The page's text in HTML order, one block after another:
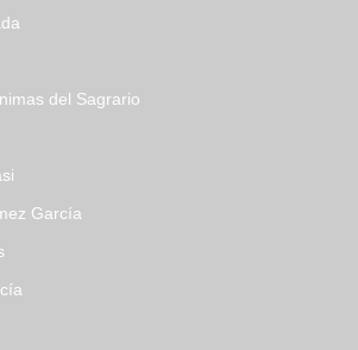
del Sagrario
García